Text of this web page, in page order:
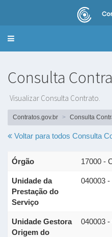
Alternar
Consulta
Visualizar Consulta Contrato.
Contratos.gov.br Consulta
Voltar para todos Consulta
Órgão 17000 -
Unidade da
Prestação do
Serviço
040003 -
Unidade Gestora
Origem do
040003 -